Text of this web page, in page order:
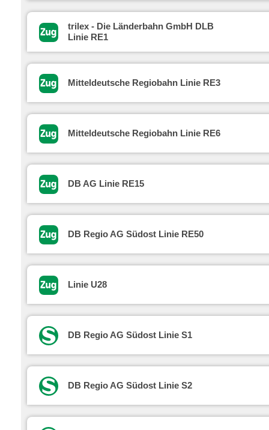
trilex - Die Länderbahn GmbH DLB
Linie RE1
Mitteldeutsche Regiobahn Linie RE3
Mitteldeutsche Regiobahn Linie RE6
DB AG Linie RE15
DB Regio AG Südost Linie RE50
Linie U28
DB Regio AG Südost Linie S1
DB Regio AG Südost Linie S2